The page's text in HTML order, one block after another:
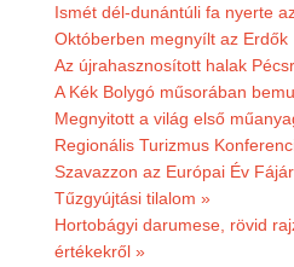
Ismét dél-dunántúli fa nyerte
Októberben megnyílt az
Az újrahasznosított halak
A Kék Bolygó műsorában
Megnyitott a világ első
Regionális Turizmus
Szavazzon az Európai Év
Tűzgyújtási tilalom »
Hortobágyi darumese, rövid
értékekről »